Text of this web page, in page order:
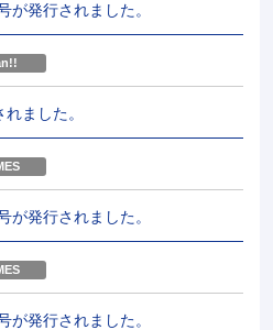
が発行されました。
ました。
が発行されました。
が発行されました。